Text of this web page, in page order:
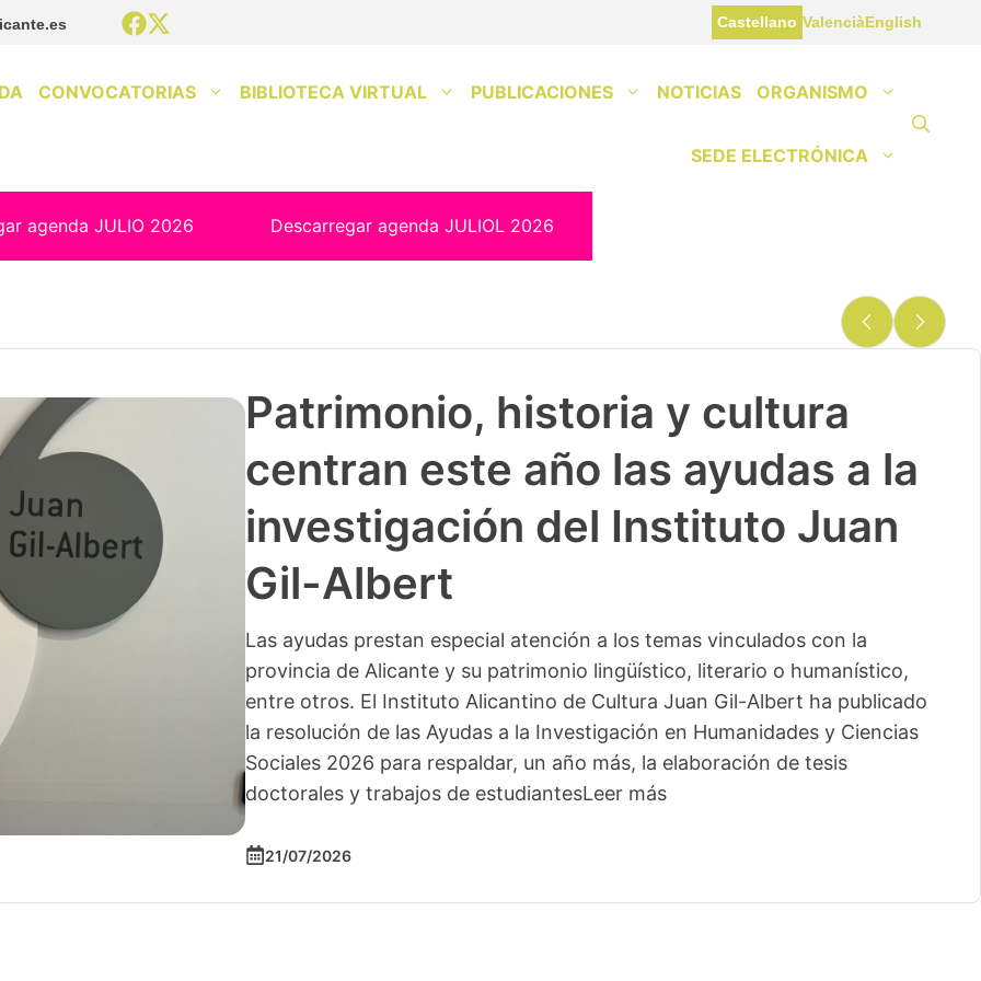
Castellano ValenciàEnglish
CONVOCATORIAS BIBLIOTECA VIRTUAL PUBLICACIONES NOTICIAS ORGANISMO
SEDE ELECTRÓNICA
agenda JULIO 2026 Descarregar agenda JULIOL 2026
Patrimonio, historia y cultura
centran este año las ayudas a la
investigación del Instituto Juan
Gil-Albert
Las ayudas prestan especial atención a los temas vinculados con la
provincia de Alicante y su patrimonio lingüístico, literario o humanístico,
entre otros. El Instituto Alicantino de Cultura Juan Gil-Albert ha publicado
la resolución de las Ayudas a la Investigación en Humanidades y Ciencias
Sociales 2026 para respaldar, un año más, la elaboración de tesis
doctorales y trabajos de estudiantesLeer más
21/07/2026